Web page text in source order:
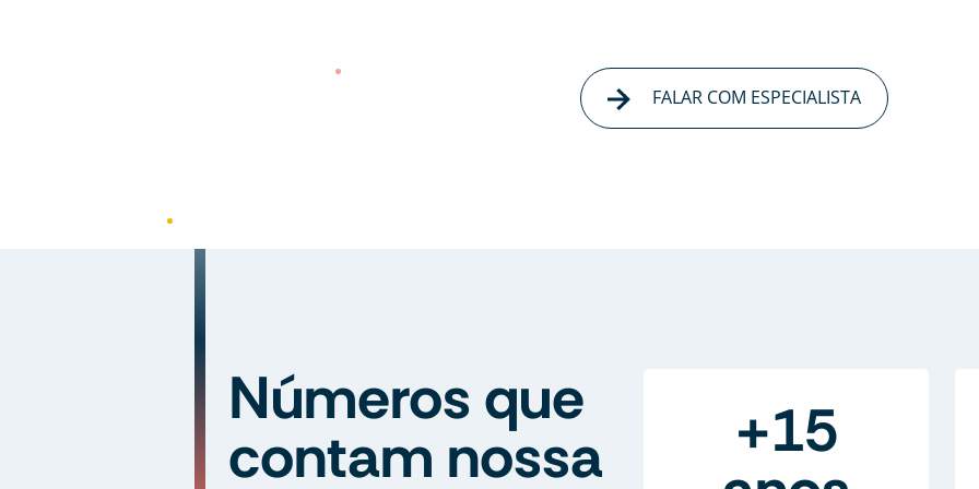
FALAR COM ESPECIALISTA
Números que
contam nossa +15